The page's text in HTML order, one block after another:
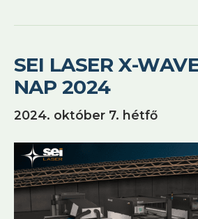
SEI LASER X-
NAP 2024
2024. október 7. hétfő